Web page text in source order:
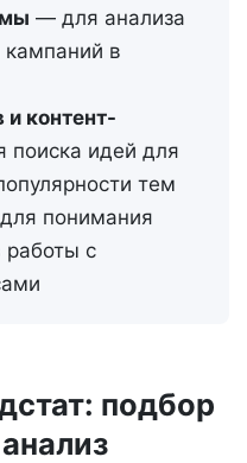
— для анализа
кампаний в
и контент-
поиска идей для
тем
понимания
работы с
подбор